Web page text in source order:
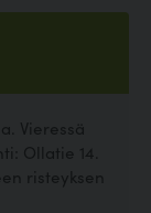
Vieressä
Ollatie 14.
risteyksen